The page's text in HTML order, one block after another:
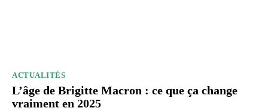
ACTUALITÉS
L’âge de Brigitte Macron : ce que ça change
vraiment en 2025